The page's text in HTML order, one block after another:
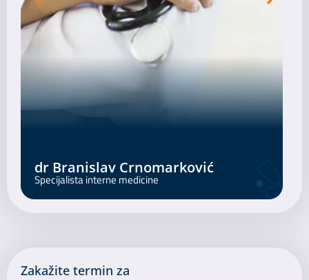
dr Branislav Crnomarković
Specijalista interne medicine
Zakažite termin za ​